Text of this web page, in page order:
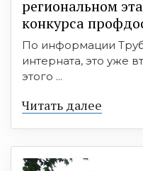
региональном
конкурса
По информации
интерната, это уже
этого ...
Читать далее